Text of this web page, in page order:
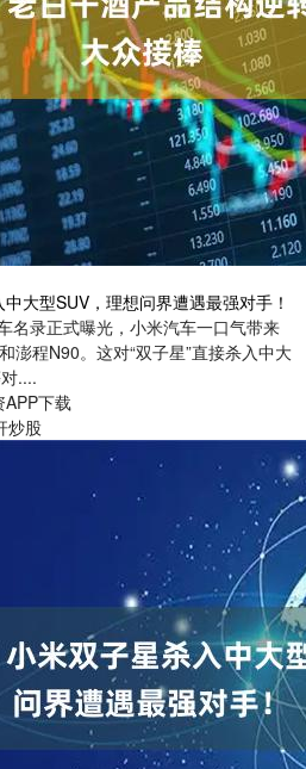
大型SUV，理想问界遭遇最强对手！
名录正式曝光，小米汽车一口气带来
程N90。这对“双子星”直接杀入中大
....
下载
炒股